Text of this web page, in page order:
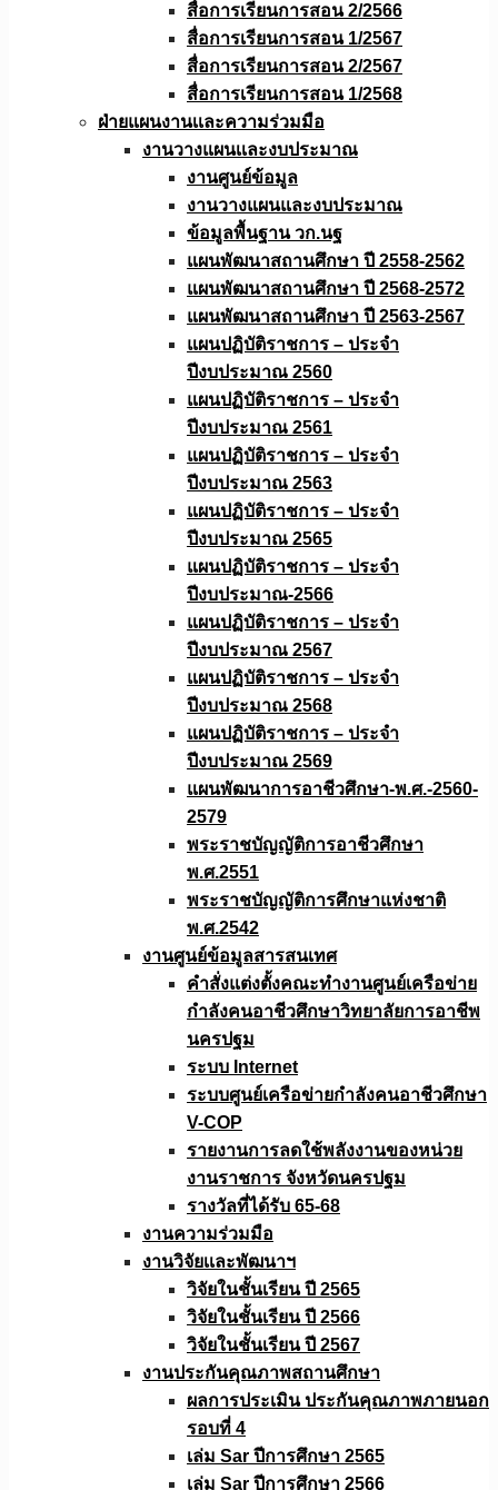
สื่อการเรียนการสอน 2/2566
สื่อการเรียนการสอน 1/2567
สื่อการเรียนการสอน 2/2567
สื่อการเรียนการสอน 1/2568
ฝ่ายแผนงานเเละความร่วมมือ
งานวางแผนเเละงบประมาณ
งานศูนย์ข้อมูล
งานวางแผนและงบประมาณ
ข้อมูลพื้นฐาน วก.นฐ
แผนพัฒนาสถานศึกษา ปี 2558-2562
แผนพัฒนาสถานศึกษา ปี 2568-2572
แผนพัฒนาสถานศึกษา ปี 2563-2567
แผนปฏิบัติราชการ – ประจำ
ปีงบประมาณ 2560
แผนปฏิบัติราชการ – ประจำ
ปีงบประมาณ 2561
แผนปฏิบัติราชการ – ประจำ
ปีงบประมาณ 2563
แผนปฏิบัติราชการ – ประจำ
ปีงบประมาณ 2565
แผนปฏิบัติราชการ – ประจำ
ปีงบประมาณ-2566
แผนปฏิบัติราชการ – ประจำ
ปีงบประมาณ 2567
แผนปฏิบัติราชการ – ประจำ
ปีงบประมาณ 2568
แผนปฏิบัติราชการ – ประจำ
ปีงบประมาณ 2569
แผนพัฒนาการอาชีวศึกษา-พ.ศ.-2560-
2579
พระราชบัญญัติการอาชีวศึกษา
พ.ศ.2551
พระราชบัญญัติการศึกษาแห่งชาติ
พ.ศ.2542
งานศูนย์ข้อมูลสารสนเทศ
คำสั่งแต่งตั้งคณะทำงานศูนย์เครือข่าย
กำลังคนอาชีวศึกษาวิทยาลัยการอาชีพ
นครปฐม
ระบบ Internet
ระบบศูนย์เครือข่ายกำลังคนอาชีวศึกษา
V-COP
รายงานการลดใช้พลังงานของหน่วย
งานราชการ จังหวัดนครปฐม
รางวัลที่ได้รับ 65-68
งานความร่วมมือ
งานวิจัยเเละพัฒนาฯ
วิจัยในชั้นเรียน ปี 2565
วิจัยในชั้นเรียน ปี 2566
วิจัยในชั้นเรียน ปี 2567
งานประกันคุณภาพสถานศึกษา
ผลการประเมิน ประกันคุณภาพภายนอก
รอบที่ 4
เล่ม Sar ปีการศึกษา 2565
เล่ม Sar ปีการศึกษา 2566